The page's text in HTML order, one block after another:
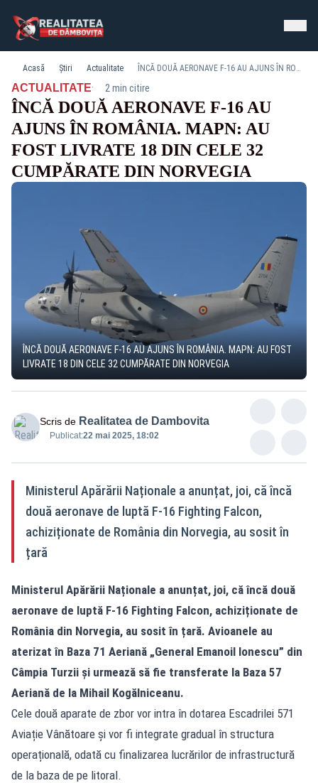
Acasă Știri Actualitate ÎNCĂ DOUĂ AERONAVE F-16 AU AJUNS ÎN ROMÂNIA. MAPN: AU FOST LIVRATE 18 DIN CELE 32 CUMPĂRATE DIN NORVEGIA
ACTUALITATE· 2 min citire
ÎNCĂ DOUĂ AERONAVE F-16 AU
AJUNS ÎN ROMÂNIA. MAPN: AU
FOST LIVRATE 18 DIN CELE 32
CUMPĂRATE DIN NORVEGIA
ÎNCĂ DOUĂ AERONAVE F-16 AU AJUNS ÎN ROMÂNIA. MAPN: AU FOST
LIVRATE 18 DIN CELE 32 CUMPĂRATE DIN NORVEGIA
Scris de Realitatea de Dambovita
Publicat:22 mai 2025, 18:02
Ministerul Apărării Naționale a anunțat, joi, că încă
două aeronave de luptă F-16 Fighting Falcon,
achiziționate de România din Norvegia, au sosit în
țară
Ministerul Apărării Naționale a anunțat, joi, că încă două
aeronave de luptă F-16 Fighting Falcon, achiziționate de
România din Norvegia, au sosit în țară. Avioanele au
aterizat în Baza 71 Aeriană „General Emanoil Ionescu” din
Câmpia Turzii și urmează să fie transferate la Baza 57
Aeriană de la Mihail Kogălniceanu.
Cele două aparate de zbor vor intra în dotarea Escadrilei 571
Aviație Vânătoare și vor fi integrate gradual în structura
operațională, odată cu finalizarea lucrărilor de infrastructură
de la baza de pe litoral.